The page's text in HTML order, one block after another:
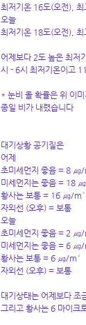
최저기온 16도(오전),
오늘
최저기온 18도(오전),
어제보다 2도 높은 최저
시 - 6시 최저기온이고
* 눈비 올 확률은 위 이
종일 비가 내렸습니다
대기상황 공기질은
어제
초미세먼지 좋음 = 8 ㎍/
미세먼지는 좋음 = 18
황사는 보통 = 16 ㎍/m³
자외선 (오후) = 보통
오늘
초미세먼지 좋음 = 2 ㎍/
미세먼지는 좋음 = 6 ㎍/
황사는 보통 = 6 ㎍/m³
자외선 (오후) = 보통
대기상태는 어제보다 조
그리고 황사는 6 마이크